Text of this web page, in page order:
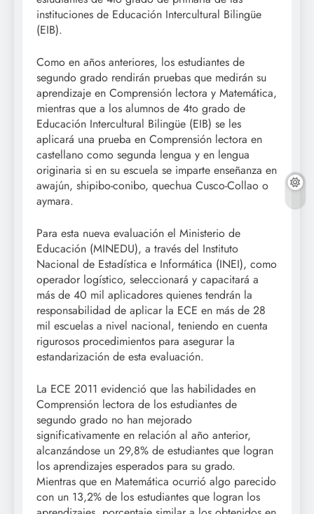
instituciones de Educación Intercultural Bilingüe
(EIB).
Como en años anteriores, los estudiantes de
segundo grado rendirán pruebas que medirán su
aprendizaje en Comprensión lectora y Matemática,
mientras que a los alumnos de 4to grado de
Educación Intercultural Bilingüe (EIB) se les
aplicará una prueba en Comprensión lectora en
castellano como segunda lengua y en lengua
originaria si en su escuela se imparte enseñanza en
awajún, shipibo-conibo, quechua Cusco-Collao o
aymara.
Para esta nueva evaluación el Ministerio de
Educación (MINEDU), a través del Instituto
Nacional de Estadística e Informática (INEI), como
operador logístico, seleccionará y capacitará a
más de 40 mil aplicadores quienes tendrán la
responsabilidad de aplicar la ECE en más de 28
mil escuelas a nivel nacional, teniendo en cuenta
rigurosos procedimientos para asegurar la
estandarización de esta evaluación.
La ECE 2011 evidenció que las habilidades en
Comprensión lectora de los estudiantes de
segundo grado no han mejorado
significativamente en relación al año anterior,
alcanzándose un 29,8% de estudiantes que logran
los aprendizajes esperados para su grado.
Mientras que en Matemática ocurrió algo parecido
con un 13,2% de los estudiantes que logran los